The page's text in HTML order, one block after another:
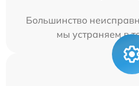
Большинство
мы устраняем в